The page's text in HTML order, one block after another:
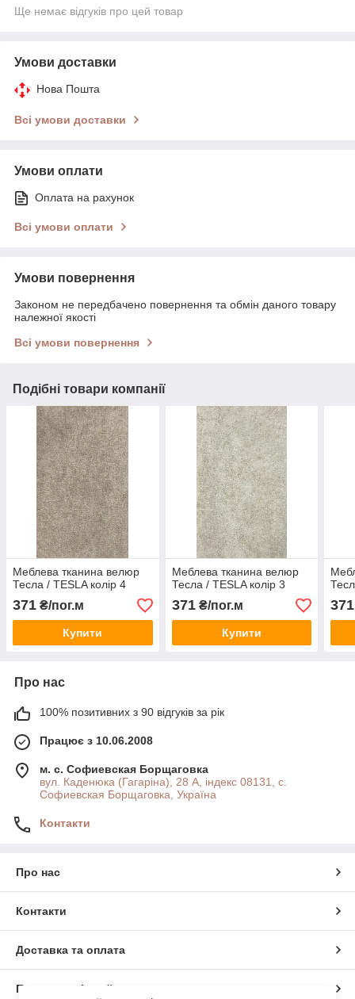
Ще немає відгуків про цей товар
Умови доставки
Нова Пошта
Всі умови доставки
Умови оплати
Оплата на рахунок
Всі умови оплати
Умови повернення
Законом не передбачено повернення та обмін даного товару
належної якості
Всі умови повернення
Подібні товари компанії
Меблева тканина велюр
Тесла / TESLA колір 4
371 ₴/пог.м
Купити
Меблева тканина велюр
Тесла / TESLA колір 3
371₴/пог.м
Купити
371
Про нас
100% позитивних з 90 відгуків за рік
Працює з 10.06.2008
м. с. Софиевская Борщаговка
вул. Каденюка (Гагаріна), 28 А, індекс 08131, с.
Софиевская Борщаговка, Україна
Контакти
Про нас
Контакти
Доставка та оплата
Повна версія сайту